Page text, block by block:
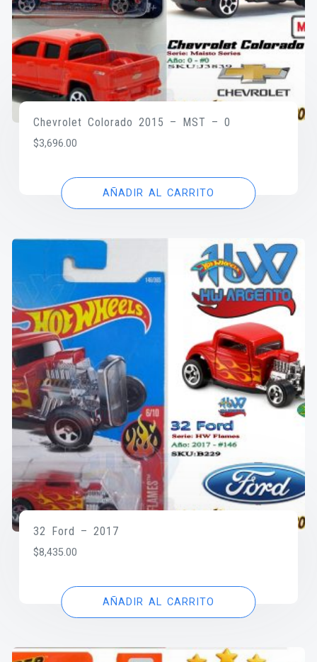
Chevrolet Colorado 2015 – MST – 0
$3,696.00
AÑADIR AL CARRITO
32 Ford – 2017
$8,435.00
AÑADIR AL CARRITO